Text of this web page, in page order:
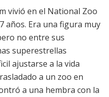
vivió en el National Zoo
años. Era una figura muy
no entre sus
superestrellas
ajustarse a la vida
a un zoo en
a una hembra con la